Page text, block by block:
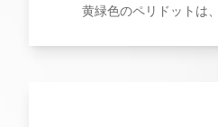
黄緑色のペリドットは